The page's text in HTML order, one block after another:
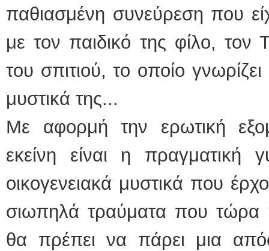
παθιασμένη συνεύρεση που
με τον παιδικό της φίλο,
του σπιτιού, το οποίο
μυστικά της...
Με αφορμή την ερωτική
εκείνη είναι η πραγματική
οικογενειακά μυστικά που
σιωπηλά τραύματα που τώρα
θα πρέπει να πάρει μια